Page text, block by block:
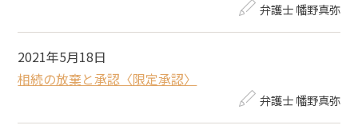
弁護士 幡野真弥
2021年5月18日
相続の放棄と承認〈限定承認〉
弁護士 幡野真弥